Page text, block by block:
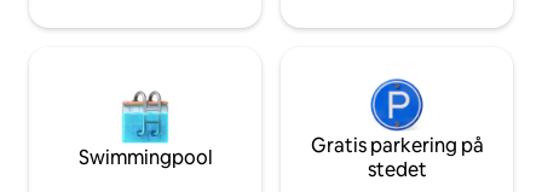
Swimmingpool
Gratis parkering på
stedet